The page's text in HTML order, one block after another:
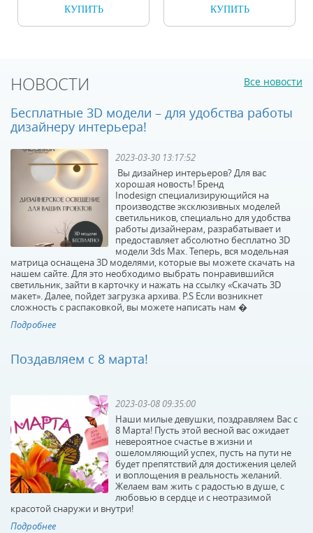
КУПИТЬ КУПИТЬ
НОВОСТИ Все новости
Бесплатные 3D модели – для удобства работы
дизайнеру интерьера!
2023-03-30 13:17:52
Вы дизайнер интерьеров? Для вас
хорошая новость! Бренд
Inodesign специализирующийся на
производстве эксклюзивных моделей
светильников, специально для удобства
работы дизайнерам, разрабатывает и
предоставляет абсолютно бесплатно 3D
модели 3ds Max. Теперь, вся модельная
матрица оснащена 3D моделями, которые вы можете скачать на
нашем сайте. Для это необходимо выбрать понравившийся
светильник, зайти в карточку и нажать на ссылку «Скачать 3D
макет». Далее, пойдет загрузка архива. P.S Если возникнет
сложность с распаковкой, вы можете написать нам �
Подробнее
Поздавляем с 8 марта!
2023-03-08 09:35:00
Наши милые девушки, поздравляем Вас с
8 Марта! Пусть этой весной вас ожидает
невероятное счастье в жизни и
ошеломляющий успех, пусть на пути не
будет препятствий для достижения целей
и воплощения в реальность желаний.
Желаем вам жить с радостью в душе, с
любовью в сердце и с неотразимой
красотой снаружи и внутри!
Подробнее